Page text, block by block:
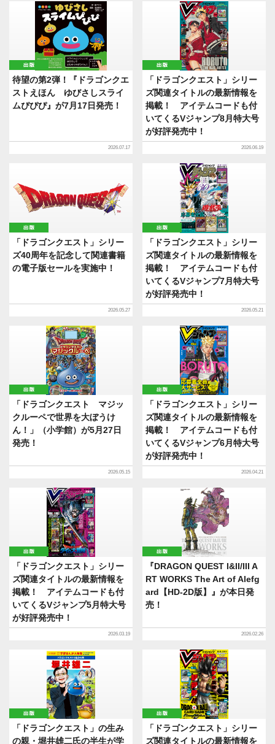
出版
待望の第2弾！『ドラゴンクエ
ストえほん ゆびさしスライ
ムぴぴぴ』が7月17日発売！
2026.07.17
出版
「ドラゴンクエスト」シリー
ズ関連タイトルの最新情報を
掲載！ アイテムコードも付
いてくるVジャンプ8月特大号
が好評発売中！
2026.06.19
「ドラゴンクエスト」シリー
ズ40周年を記念して関連書籍
の電子版セールを実施中！
2026.05.27
出版
「ドラゴンクエスト」シリー
ズ関連タイトルの最新情報を
掲載！ アイテムコードも付
いてくるVジャンプ7月特大号
が好評発売中！
2026.05.21
出版
「ドラゴンクエスト マジッ
クルーペで世界を大ぼうけ
ん！」（小学館）が5月27日
発売！
2026.05.15
出版
「ドラゴンクエスト」シリー
ズ関連タイトルの最新情報を
掲載！ アイテムコードも付
いてくるVジャンプ6月特大号
が好評発売中！
2026.04.21
出版
「ドラゴンクエスト」シリー
ズ関連タイトルの最新情報を
掲載！ アイテムコードも付
いてくるVジャンプ5月特大号
が好評発売中！
2026.03.19
出版
『DRAGON QUEST I&II/III A
RT WORKS The Art of Alefg
ard【HD-2D版】』が本日発
売！
2026.02.26
出版
「ドラゴンクエスト」の生み
の親・堀井雄二氏の半生が学
出版
「ドラゴンクエスト」シリー
ズ関連タイトルの最新情報を